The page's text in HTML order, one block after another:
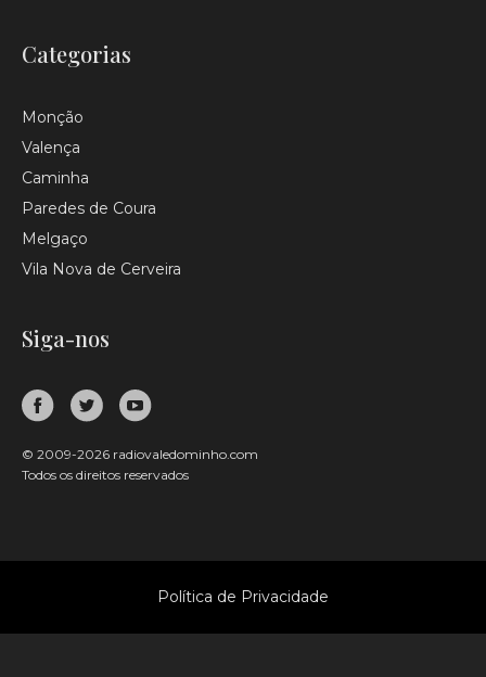
Categorias
Monção
Valença
Caminha
Paredes de Coura
Melgaço
Vila Nova de Cerveira
Siga-nos
© 2009-2026 radiovaledominho.com
Todos os direitos reservados
Política de Privacidade